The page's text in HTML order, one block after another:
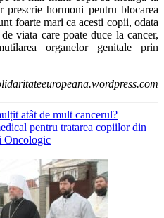
hormoni pentru blocarea
foarte mari ca acesti copii, odata
viata care poate duce la cancer,
organelor genitale prin
atât de mult cancerul?
pentru tratarea copiilor din
Oncologic